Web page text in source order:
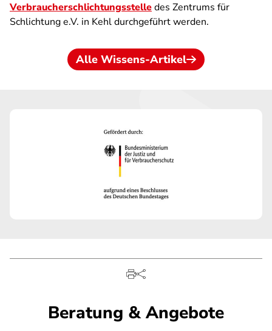
Verbraucherschlichtungsstelledes Zentrums für
Schlichtung e.V. in Kehl durchgeführt werden.
Alle Wissens-Artikel
Beratung & Angebote